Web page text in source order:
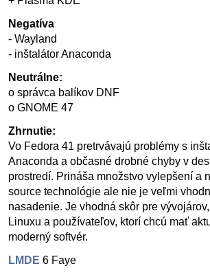
Negatíva
- Wayland
- inštalátor Anaconda
Neutrálne:
o správca balíkov DNF
o GNOME 47
Zhrnutie:
Vo Fedora 41 pretrvávajú problémy s
Anaconda a občasné drobné chyby v
prostredí. Prináša množstvo vylepšení a
source technológie ale nie je veľmi
nasadenie. Je vhodná skôr pre
Linuxu a používateľov, ktorí chcú mať
moderný softvér.
LMDE 6 Faye